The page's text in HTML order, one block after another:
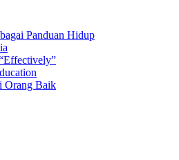
Panduan Hidup
Orang Baik